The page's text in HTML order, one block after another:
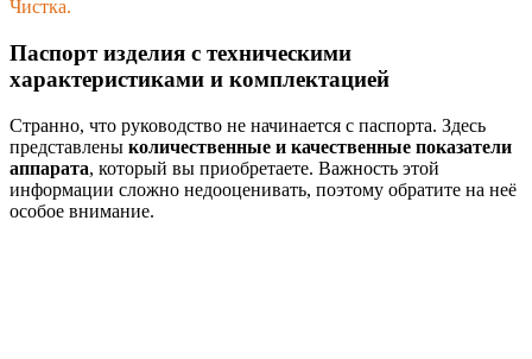
Чистка.
Паспорт изделия с техническими
характеристиками и комплектацией
Странно, что руководство не начинается с паспорта. Здесь
представлены количественные и качественные показатели
аппарата, который вы приобретаете. Важность этой
информации сложно недооценивать, поэтому обратите на неё
особое внимание.